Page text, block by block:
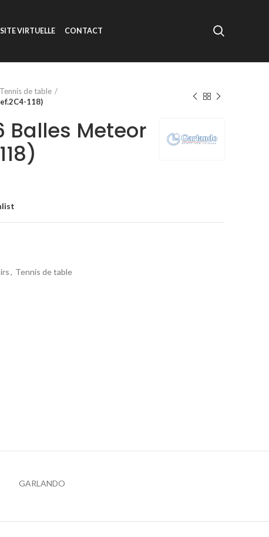
VIRTUELLE CONTACT
Tennis de table
118)
Balles Meteor
, Tennis de table
GARLANDO